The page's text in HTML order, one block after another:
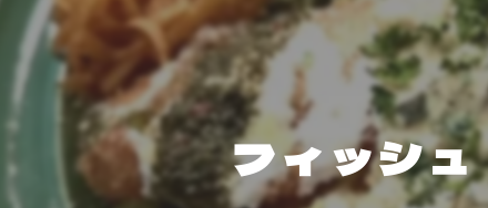
フィッシ